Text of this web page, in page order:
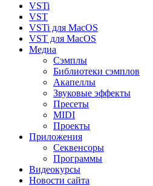
VSTi
VST
VSTi для MacOS
VST для MacOS
Медиа
Сэмплы
Библиотеки сэмплов
Акапеллы
Звуковые эффекты
Пресеты
MIDI
Проекты
Приложения
Секвенсоры
Программы
Видеокурсы
Новости сайта